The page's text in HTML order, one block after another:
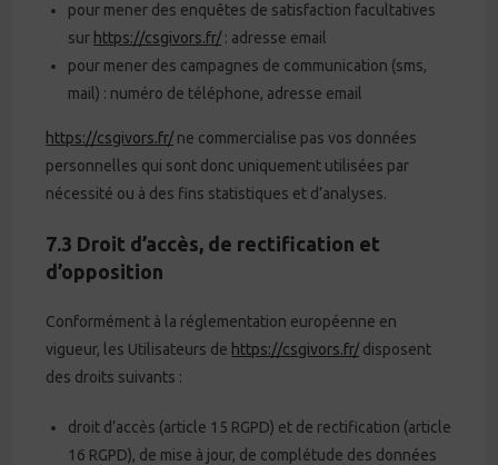
pour mener des enquêtes de satisfaction facultatives
sur https://csgivors.fr/: adresse email
pour mener des campagnes de communication (sms,
mail) : numéro de téléphone, adresse email
https://csgivors.fr/ne commercialise pas vos données
personnelles qui sont donc uniquement utilisées par
nécessité ou à des fins statistiques et d’analyses.
7.3 Droit d’accès, de rectification et
d’opposition
Conformément à la réglementation européenne en
vigueur, les Utilisateurs de https://csgivors.fr/disposent
des droits suivants :
droit d’accès (article 15 RGPD) et de rectification (article
16 RGPD), de mise à jour, de complétude des données